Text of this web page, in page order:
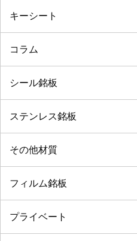
キーシート
コラム
シール銘板
ステンレス銘板
その他材質
フィルム銘板
プライベート